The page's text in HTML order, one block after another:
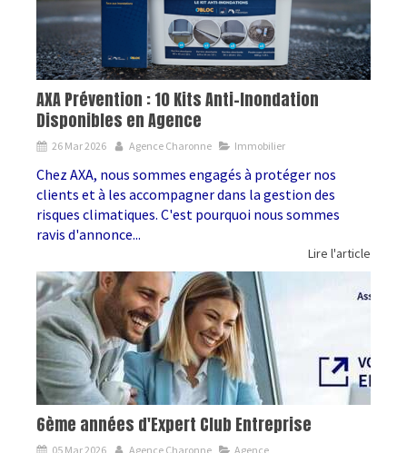
AXA Prévention : 10 Kits Anti-Inondation
Disponibles en Agence
26 Mar 2026 Agence Charonne Immobilier
Chez AXA, nous sommes engagés à protéger nos
clients et à les accompagner dans la gestion des
risques climatiques. C'est pourquoi nous sommes
ravis d'annonce...
Lire l'article
6ème années d'Expert Club Entreprise
05 Mar 2026 Agence Charonne Agence